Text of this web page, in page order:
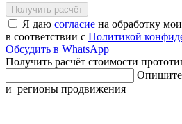
Получить расчёт
Я даю согласие на обработку
в соответствии с Политикой
Обсудить в WhatsApp
Получить расчёт стоимости
Опишите
и регионы продвижения